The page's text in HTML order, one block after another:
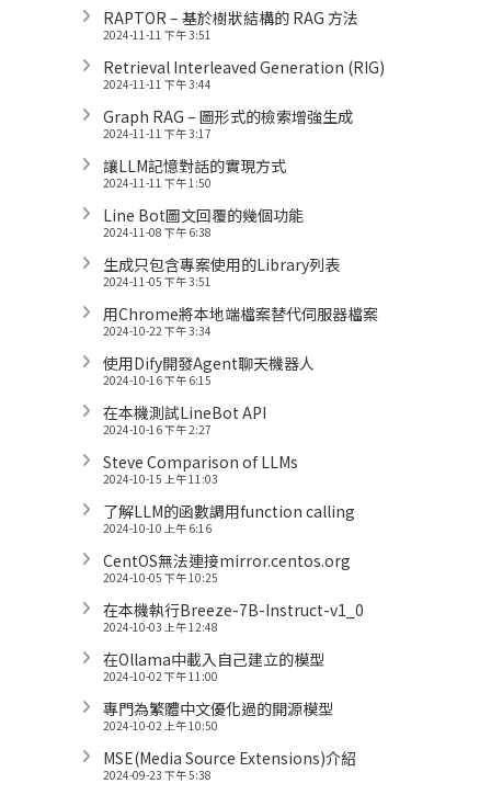
RAPTOR – 基於樹狀結構的 RAG 方法
2024-11-11 下午 3:51
Retrieval Interleaved Generation (RIG)
2024-11-11 下午 3:44
Graph RAG – 圖形式的檢索增強生成
2024-11-11 下午 3:17
讓LLM記憶對話的實現方式
2024-11-11 下午 1:50
Line Bot圖文回覆的幾個功能
2024-11-08 下午 6:38
生成只包含專案使用的Library列表
2024-11-05 下午 3:51
用Chrome將本地端檔案替代伺服器檔案
2024-10-22 下午 3:34
使用Dify開發Agent聊天機器人
2024-10-16 下午 6:15
在本機測試LineBot API
2024-10-16 下午 2:27
Steve Comparison of LLMs
2024-10-15 上午 11:03
了解LLM的函數調用function calling
2024-10-10 上午 6:16
CentOS無法連接mirror.centos.org
2024-10-05 下午 10:25
在本機執行Breeze-7B-Instruct-v1_0
2024-10-03 上午 12:48
在Ollama中載入自己建立的模型
2024-10-02 下午 11:00
專門為繁體中文優化過的開源模型
2024-10-02 上午 10:50
MSE(Media Source Extensions)介紹
2024-09-23 下午 5:38